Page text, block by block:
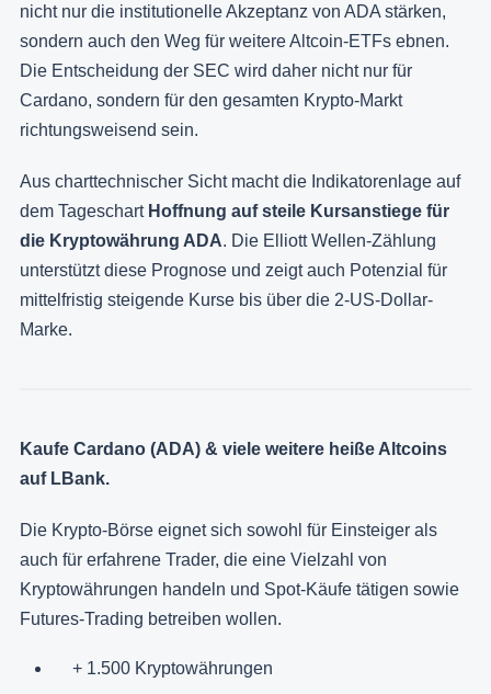
nicht nur die institutionelle Akzeptanz von ADA stärken,
sondern auch den Weg für weitere Altcoin-ETFs ebnen.
Die Entscheidung der SEC wird daher nicht nur für
Cardano, sondern für den gesamten Krypto-Markt
richtungsweisend sein.
Aus charttechnischer Sicht macht die Indikatorenlage auf
dem Tageschart Hoffnung auf steile Kursanstiege für
die Kryptowährung ADA. Die Elliott Wellen-Zählung
unterstützt diese Prognose und zeigt auch Potenzial für
mittelfristig steigende Kurse bis über die 2-US-Dollar-
Marke.
Kaufe Cardano (ADA) & viele weitere heiße Altcoins
auf LBank.
Die Krypto-Börse eignet sich sowohl für Einsteiger als
auch für erfahrene Trader, die eine Vielzahl von
Kryptowährungen handeln und Spot-Käufe tätigen sowie
Futures-Trading betreiben wollen.
+ 1.500 Kryptowährungen